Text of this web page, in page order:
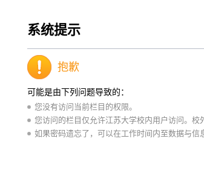
系统提示
抱歉
可能是由下列问题导致的：
您没有访问当前栏目的权限。
您访问的栏目仅允许江苏大学校内用户访问。
如果密码遗忘了，可以在工作时间内至数据与信